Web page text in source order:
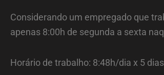
Considerando um empregado que
apenas 8:00h de segunda a sexta
Horário de trabalho: 8:48h/dia x 5